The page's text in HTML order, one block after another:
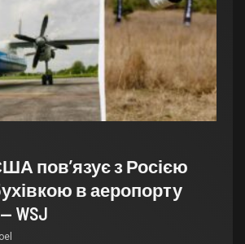
пов’язує з Росією
в аеропорту
WSJ